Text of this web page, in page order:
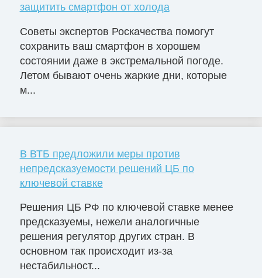
защитить смартфон от холода
Советы экспертов Роскачества помогут
сохранить ваш смартфон в хорошем
состоянии даже в экстремальной погоде.
Летом бывают очень жаркие дни, которые
м...
В ВТБ предложили меры против
непредсказуемости решений ЦБ по
ключевой ставке
Решения ЦБ РФ по ключевой ставке менее
предсказуемы, нежели аналогичные
решения регулятор других стран. В
основном так происходит из-за
нестабильност...